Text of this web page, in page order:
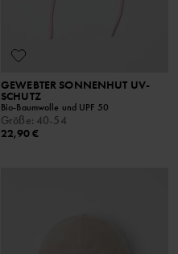
GEWEBTER SONNENHUT UV-
SCHUTZ
Bio-Baumwolle und UPF 50
Größe: 40-54
22,90 €